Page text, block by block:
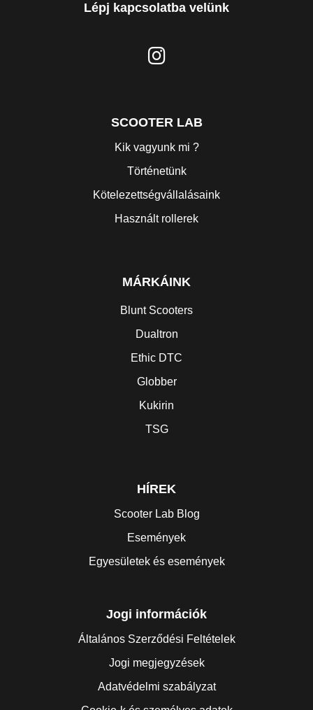
Lépj kapcsolatba velünk
SCOOTER LAB
Kik vagyunk mi ?
Történetünk
Kötelezettségvállalásaink
Használt rollerek
MÁRKÁINK
Blunt Scooters
Dualtron
Ethic DTC
Globber
Kukirin
TSG
HÍREK
Scooter Lab Blog
Események
Egyesületek és események
Jogi információk
Általános Szerződési Feltételek
Jogi megjegyzések
Adatvédelmi szabályzat